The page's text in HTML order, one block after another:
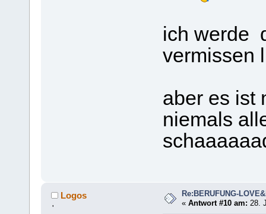
ich werde
vermissen
aber es ist
niemals
Logos
'
Re:BERUFUNG-
«Antwort #10 am: 28.